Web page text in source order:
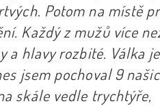
Potom na místě
Každý z mužů více
a hlavy rozbité. Válka je
jsem pochoval 9
skále vedle trychtýře,